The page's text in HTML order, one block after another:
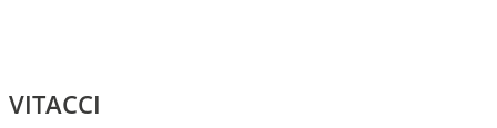
VITACCI